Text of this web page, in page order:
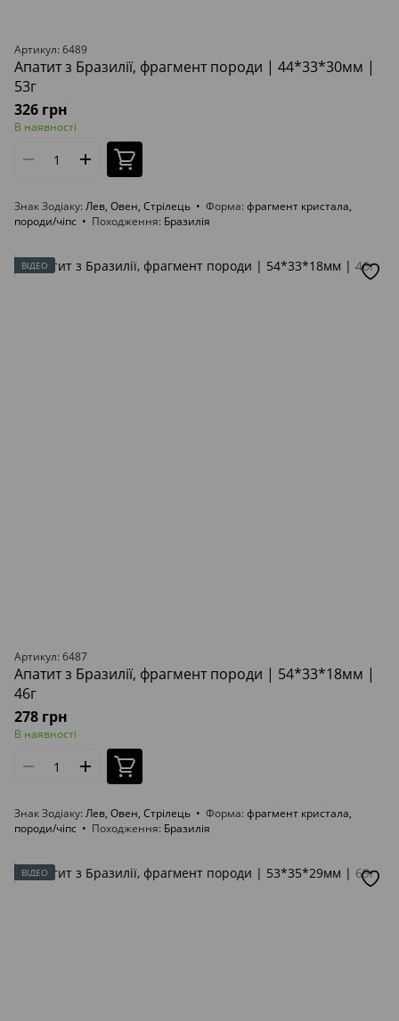
Артикул: 6489
Апатит з Бразилії, фрагмент породи | 44*33*30мм |
53г
326 грн
В наявності
Знак Зодіаку Лев, Овен, Стрілець Форма фрагмент кристала,
породи/чіпс
Походження Бразилія
ВІДЕО
Артикул: 6487
Апатит з Бразилії, фрагмент породи | 54*33*18мм |
46г
278 грн
В наявності
Знак Зодіаку Лев, Овен, Стрілець Форма фрагмент кристала,
породи/чіпс
Походження Бразилія
ВІДЕО